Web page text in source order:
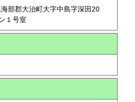
部郡大治町大字中島字深田20
１号室